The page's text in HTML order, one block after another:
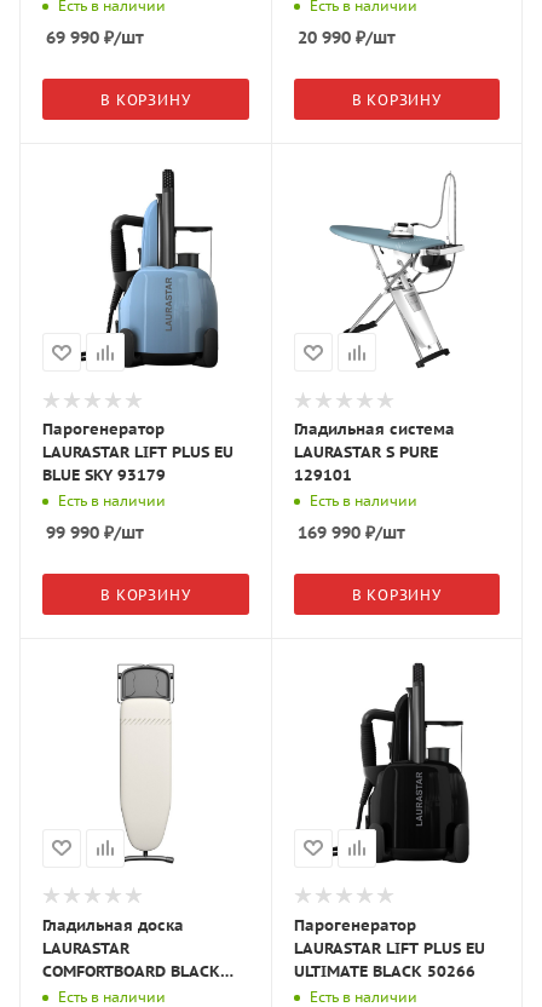
Есть в наличии
69 990 ₽/шт
В КОРЗИНУ
Есть в наличии
20 990₽/шт
В КОРЗИНУ
Парогенератор
LAURASTAR LIFT PLUS EU
BLUE SKY 93179
Есть в наличии
99 990 ₽/шт
В КОРЗИНУ
Гладильная система
LAURASTAR S PURE
129101
Есть в наличии
169 990₽/шт
В КОРЗИНУ
Гладильная доска
LAURASTAR
COMFORTBOARD BLACK
COVER BEIGE 71523
Есть в наличии
Парогенератор
LAURASTAR LIFT PLUS EU
ULTIMATE BLACK 50266
Есть в наличии